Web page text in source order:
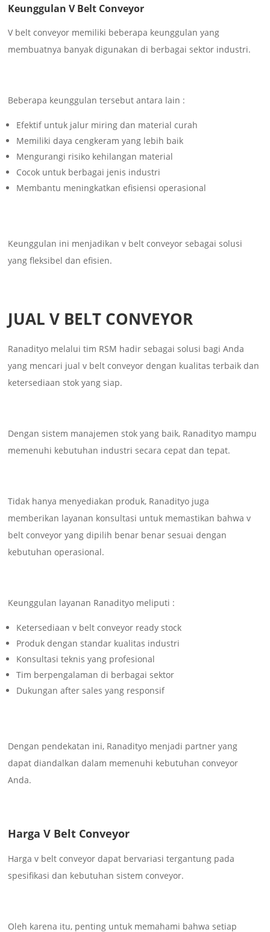
Keunggulan V Belt Conveyor
V belt conveyor memiliki beberapa keunggulan yang
membuatnya banyak digunakan di berbagai sektor industri.
Beberapa keunggulan tersebut antara lain :
Efektif untuk jalur miring dan material curah
Memiliki daya cengkeram yang lebih baik
Mengurangi risiko kehilangan material
Cocok untuk berbagai jenis industri
Membantu meningkatkan efisiensi operasional
Keunggulan ini menjadikan v belt conveyor sebagai solusi
yang fleksibel dan efisien.
JUAL V BELT CONVEYOR
Ranadityo melalui tim RSM hadir sebagai solusi bagi Anda
yang mencari jual v belt conveyor dengan kualitas terbaik dan
ketersediaan stok yang siap.
Dengan sistem manajemen stok yang baik, Ranadityo mampu
memenuhi kebutuhan industri secara cepat dan tepat.
Tidak hanya menyediakan produk, Ranadityo juga
memberikan layanan konsultasi untuk memastikan bahwa v
belt conveyor yang dipilih benar benar sesuai dengan
kebutuhan operasional.
Keunggulan layanan Ranadityo meliputi :
Ketersediaan v belt conveyor ready stock
Produk dengan standar kualitas industri
Konsultasi teknis yang profesional
Tim berpengalaman di berbagai sektor
Dukungan after sales yang responsif
Dengan pendekatan ini, Ranadityo menjadi partner yang
dapat diandalkan dalam memenuhi kebutuhan conveyor
Anda.
Harga V Belt Conveyor
Harga v belt conveyor dapat bervariasi tergantung pada
spesifikasi dan kebutuhan sistem conveyor.
Oleh karena itu, penting untuk memahami bahwa setiap